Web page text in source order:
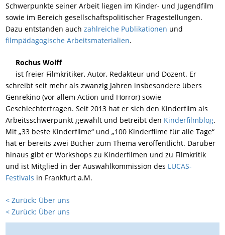
Schwerpunkte seiner Arbeit liegen im Kinder- und Jugendfilm
sowie im Bereich gesellschaftspolitischer Fragestellungen.
Dazu entstanden auchzahlreiche Publikationen und
filmpädagogische Arbeitsmaterialien.
Rochus Wolff
ist freier Filmkritiker, Autor, Redakteur und Dozent. Er
schreibt seit mehr als zwanzig Jahren insbesondere übers
Genrekino (vor allem Action und Horror) sowie
Geschlechterfragen. Seit 2013 hat er sich den Kinderfilm als
Arbeitsschwerpunkt gewählt und betreibt den Kinderfilmblog.
Mit „33 beste Kinderfilme“ und „100 Kinderfilme für alle Tage“
hat er bereits zwei Bücher zum Thema veröffentlicht. Darüber
hinaus gibt er Workshops zu Kinderfilmen und zu Filmkritik
und ist Mitglied in der Auswahlkommission des LUCAS-
Festivals in Frankfurt a.M.
< Zurück: Über uns
< Zurück: Über uns